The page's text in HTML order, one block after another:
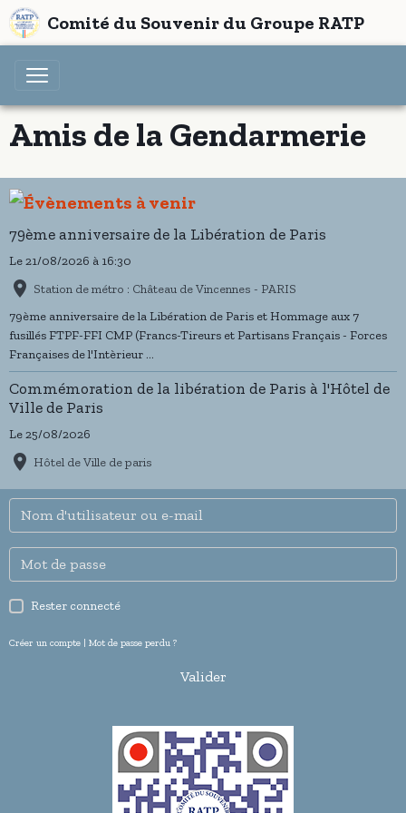
Comité du Souvenir du Groupe RATP
Amis de la Gendarmerie
79ème anniversaire de la Libération de Paris
Le 21/08/2026 à 16:30
Station de métro : Château de Vincennes - PARIS
79ème anniversaire de la Libération de Paris et Hommage aux 7
fusillés FTPF-FFI CMP (Francs-Tireurs et Partisans Français - Forces
Françaises de l'Intèrieur ...
Commémoration de la libération de Paris à l'Hôtel de
Ville de Paris
Le 25/08/2026
Hôtel de Ville de paris
Rester connecté
Créer un compte | Mot de passe perdu ?
Valider